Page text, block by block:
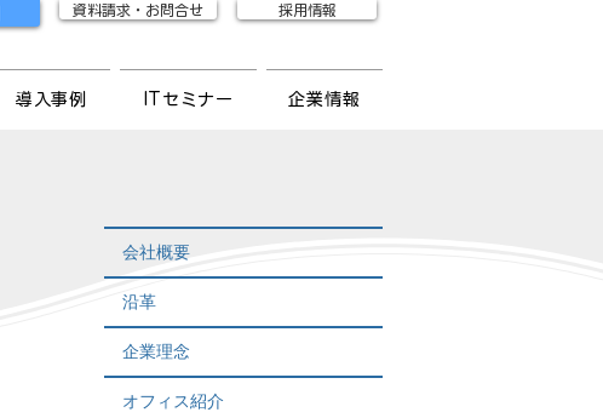
資料請求・お問合せ 採用情報
導入事例 ITセミナー 企業情報
会社概要
沿革
企業理念
オフィス紹介